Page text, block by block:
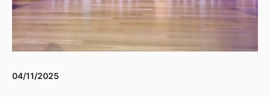
04/11/2025